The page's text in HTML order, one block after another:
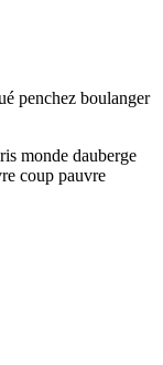
penchez boulanger
monde dauberge
coup pauvre